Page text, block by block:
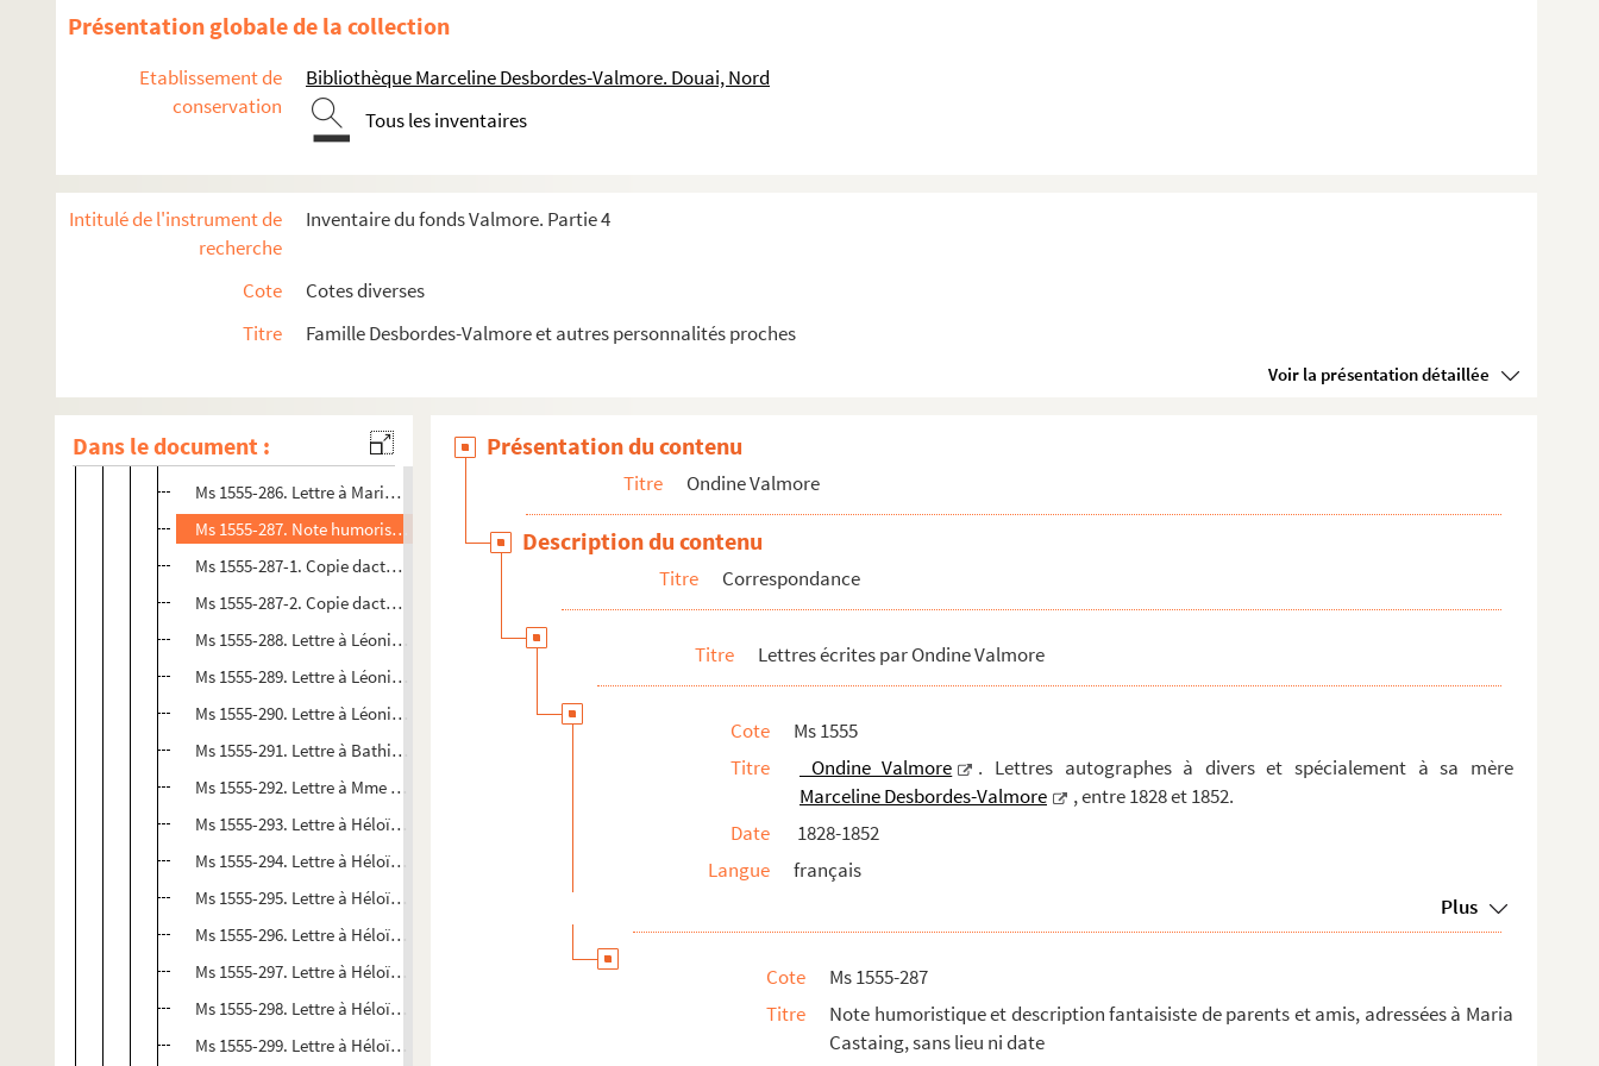
Présentation globale de la collection
Etablissement de
conservation
Bibliothèque Marceline Desbordes-Valmore. Douai, Nord
Tous les inventaires
Intitulé de l'instrument de
recherche
Inventaire du fonds Valmore. Partie 4
Cote
Cotes diverses
Titre
Famille Desbordes-Valmore et autres personnalités proches
Voir la présentation détaillée
Dans le document :
Ms 1555-273. Lettre à Maria Castaing, sans lieu ni date
Ms 1555-275. Lettre à Maria Castaing à Tarare datée du 19 août 1850
Ms 1555-276. Lettre à Maria Castaing, sans lieu ni date
Ms 1555-278. Lettre à Maria Castaing à Tarare, datée du 19 novembre 1839 et écrite de Paris
Ms 1555-279. Lettre à Maria Castaing à Tarare, datée du 15 avril 1834
Ms 1555-282. Lettre à Maria Castaing datée du 17 mai 1850
Ms 1555-284. Lettre à Maria Castaing à Paris, datée du 23 avril 1850 et écrite de Paris
Ms 1555-285. Lettre à Maria Castaing à Paris, datée du 6 février 1852
Ms 1555-286. Lettre à Maria Castaing à Tarare, datée du 12 décembre 1843 et écrite de Lyon
Ms 1555-287. Note humoristique et description fantaisiste de parents et amis, adressées à Maria Castaing, sans li...
Ms 1555-287-1. Copie dactylographiée d'une lettre à Maria Castaing datée du 16 avril 1846 et écrite de Paris
Ms 1555-287-2. Copie dactylographié d'une lettre à Maria Castaing datée du 17 septembre 1852 et écrite de Saint-Den...
Ms 1555-288. Lettre à Léonie d'Erville à Lyon , datée du 6 juin 1837 et écrite de Paris
Ms 1555-289. Lettre à Léonie d'Erville à Lyon, datée du 25 avril 1837 et écrite de Paris.
Ms 1555-290. Lettre à Léonie d'Erville , sans lieu ni date
Ms 1555-291. Lettre à Bathilde Gastellier à Paris, sans lieu ni date
Ms 1555-292. Lettre à Mme Langlais, sa belle-mère datée du 5 mai 1852 et écrite de Paris.
Ms 1555-293. Lettre à Héloïse Saudeur à Douai, datée du 6 janvier 1843 et écrite de Londres
Ms 1555-294. Lettre à Héloïse Saudeur, sans date, et écrite de Londres
Ms 1555-295. Lettre à Héloïse Saudeur à Douai, datée du 3 juillet 1842 et écrite de Londres
Ms 1555-296. Lettre à Héloïse Saudeur à Douai, datée de 1843 et écrite de Londres
Ms 1555-297. Lettre à Héloïse Saudeur, sans lieu ni date
Ms 1555-298. Lettre à Héloïse Saudeur, sans lieu ni date
Ms 1555-299. Lettre à Héloïse Saudeur à Douai, sans lieu ni date
Présentation du contenu
Titre Ondine Valmore
Description du contenu
Titre Correspondance
Titre Lettres écrites par Ondine Valmore
Cote
Ms 1555
Titre
Ondine Valmore
. Lettres autographes à divers et spécialement à sa mère
Marceline Desbordes-Valmore
, entre 1828 et 1852.
Date
1828-1852
Langue
français
Plus
Cote
Ms 1555-287
Titre
Note humoristique et description fantaisiste de parents et amis, adressées à Maria
Castaing, sans lieu ni date